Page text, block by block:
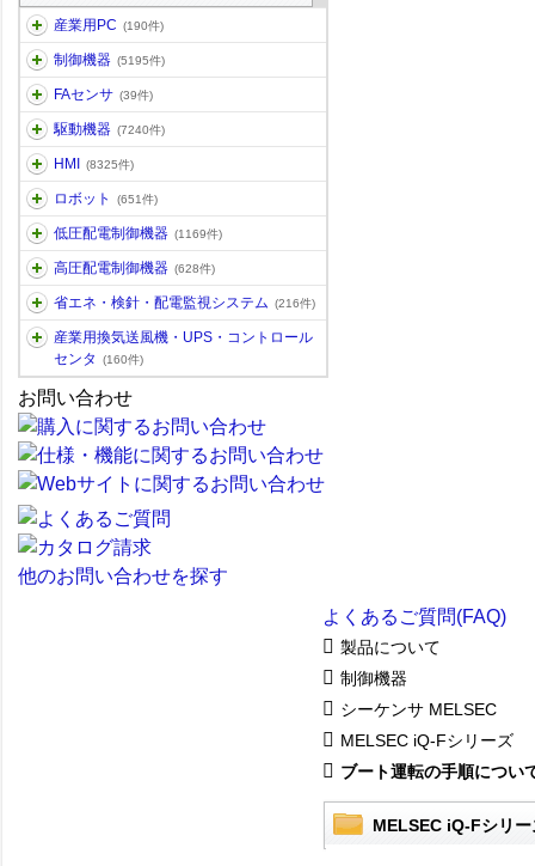
産業用PC (190件)
制御機器 (5195件)
FAセンサ (39件)
駆動機器 (7240件)
HMI (8325件)
ロボット (651件)
低圧配電制御機器 (1169件)
高圧配電制御機器 (628件)
省エネ・検針・配電監視システム (216件)
産業用換気送風機・UPS・コントロール
センタ
(160件)
お問い合わせ
他のお問い合わせを探す
よくあるご質問(FAQ)
製品について
制御機器
シーケンサ MELSEC
MELSEC iQ-Fシリーズ
ブート運転の手順につい
MELSEC iQ-Fシリー